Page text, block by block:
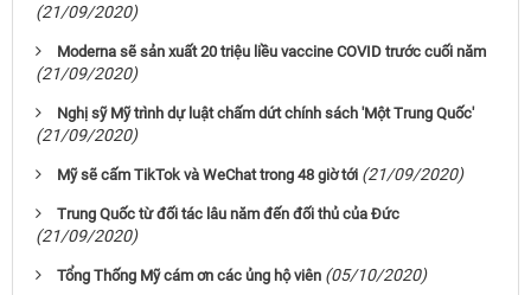
(21/09/2020)
Moderna sẽ sản xuất 20 triệu liều vaccine COVID trước cuối năm
(21/09/2020)
Nghị sỹ Mỹ trình dự luật chấm dứt chính sách 'Một Trung Quốc'
(21/09/2020)
Mỹ sẽ cấm TikTok và WeChat trong 48 giờ tới (21/09/2020)
Trung Quốc từ đối tác lâu năm đến đối thủ của Đức
(21/09/2020)
Tổng Thống Mỹ cám ơn các ủng hộ viên (05/10/2020)